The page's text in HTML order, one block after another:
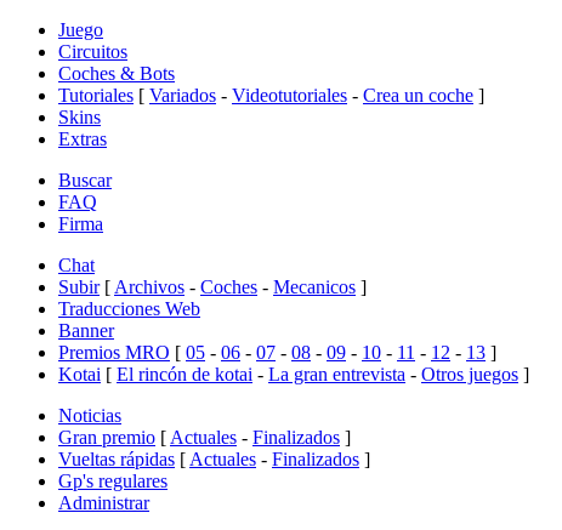
Juego
Circuitos
Coches & Bots
Tutoriales [ Variados - Videotutoriales - Crea un coche ]
Skins
Extras
Buscar
FAQ
Firma
Chat
Subir [ Archivos - Coches - Mecanicos ]
Traducciones Web
Banner
Premios MRO [ 05 - 06 - 07 - 08 - 09 - 10 - 11 - 12 - 13 ]
Kotai [ El rincón de kotai - La gran entrevista - Otros juegos ]
Noticias
Gran premio [ Actuales - Finalizados ]
Vueltas rápidas [ Actuales - Finalizados ]
Gp's regulares
Administrar